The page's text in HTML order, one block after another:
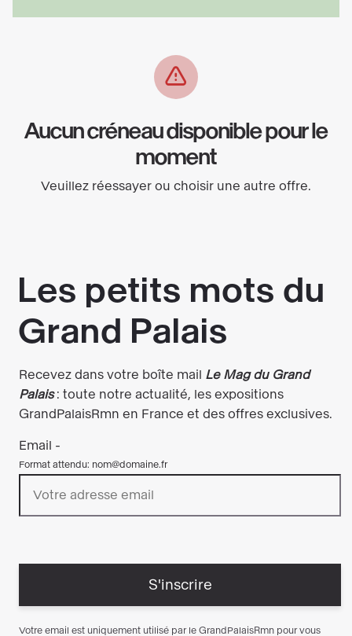
Aucun créneau disponible pour le
moment
Veuillez réessayer ou choisir une autre offre.